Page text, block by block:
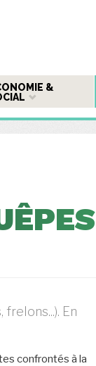
&
En
confrontés à la